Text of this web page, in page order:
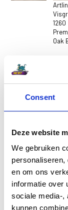
Consent
Deze website
We gebruiken
en om ons
informatie over
sociale media-,
kunnen
1260
Oak
Artline
register
Artline
Beschrijf
adviseren u